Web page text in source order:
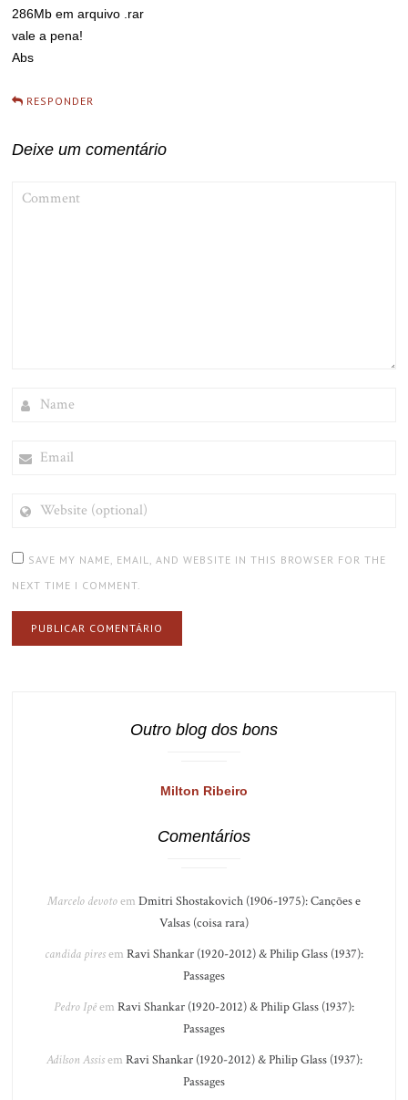
286Mb em arquivo .rar
vale a pena!
Abs
RESPONDER
Deixe um comentário
(OPTIONAL)
SAVE MY NAME, EMAIL, AND WEBSITE IN THIS BROWSER FOR THE
NEXT TIME I COMMENT.
Outro blog dos bons
Milton Ribeiro
Comentários
Marcelo devotoem Dmitri Shostakovich (1906-1975): Canções e
Valsas (coisa rara)
candida piresem Ravi Shankar (1920-2012) & Philip Glass (1937):
Passages
Pedro Ipêem Ravi Shankar (1920-2012) & Philip Glass (1937):
Passages
Adilson Assisem Ravi Shankar (1920-2012) & Philip Glass (1937):
Passages